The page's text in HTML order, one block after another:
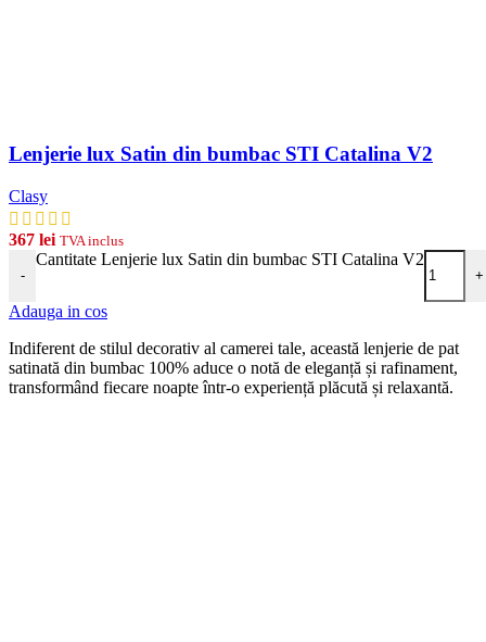
Lenjerie lux Satin din bumbac STI Catalina V2
Clasy
367 lei TVA inclus
-
Cantitate Lenjerie lux Satin din bumbac STI Catalina V2
+
Adauga in cos
Indiferent de stilul decorativ al camerei tale, această lenjerie de pat
satinată din bumbac 100% aduce o notă de eleganță și rafinament,
transformând fiecare noapte într-o experiență plăcută și relaxantă.